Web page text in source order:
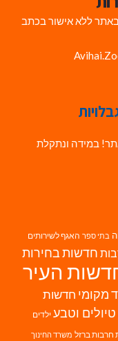
ללא אישור בכתב
במידה ונתקלת
בתי ספר האגף לשירותים
חדשות בחירות
העיר
מקומי חדשות
טיולים וטבע ילדים
ברזל משרד החינוך